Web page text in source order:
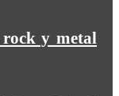
rock y metal